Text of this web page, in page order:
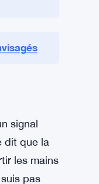
restent
de